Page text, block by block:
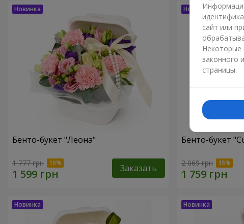
Бенто-букет "Леона"
1 777 грн Заказать
Бенто-букет
2 069 грн
сайт или
Некоторые
законного
страницы.